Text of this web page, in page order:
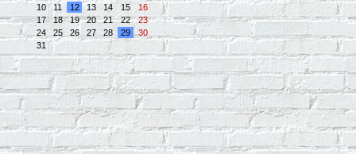
10
11 12 13 14 15
16
17
18 19 20 21 22
23
24
25 26 27 28 29
30
31